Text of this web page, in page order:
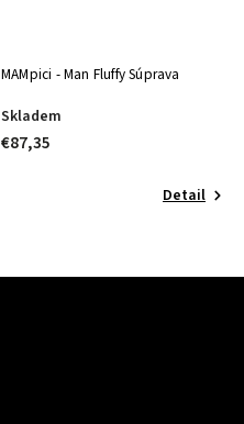
MAMpici - Man Fluffy Súprava
Skladem
€87,35
Detail